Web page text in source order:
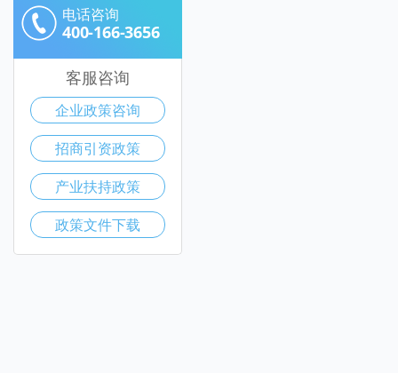
电话咨询
400-166-3656
客服咨询
企业政策咨询
招商引资政策
产业扶持政策
政策文件下载